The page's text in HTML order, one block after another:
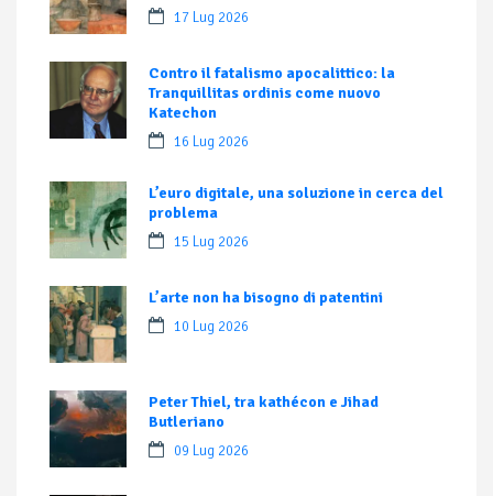
17 Lug 2026
Contro il fatalismo apocalittico: la
Tranquillitas ordinis come nuovo
Katechon
16 Lug 2026
L’euro digitale, una soluzione in cerca del
problema
15 Lug 2026
L’arte non ha bisogno di patentini
10 Lug 2026
Peter Thiel, tra kathécon e Jihad
Butleriano
09 Lug 2026